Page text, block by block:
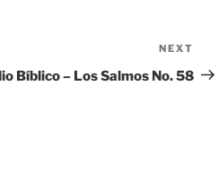
Post
NEXT
Bíblico – Los Salmos No. 58